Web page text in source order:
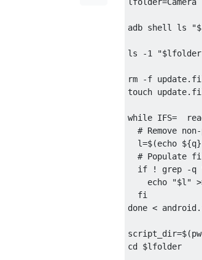
adb shell ls
ls -1
rm -f
touch
while IFS=
# Remove
l=$(echo
# Populate
if ! grep
echo "$l"
  fi
done <
cd $lfolder